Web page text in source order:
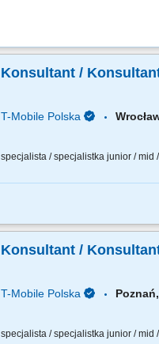
Konsultant /
T-Mobile Polska
specjalista / specjalistka junior / mid
Zadania, które na Ciebie czekają:
Konsultant /
T-Mobile Polska
specjalista / specjalistka junior / mid